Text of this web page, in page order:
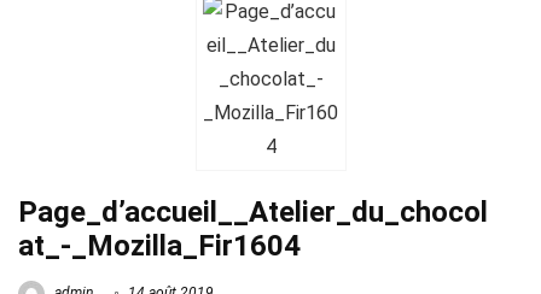
Page_d’accueil__Atelier_du_chocol
at_-_Mozilla_Fir1604